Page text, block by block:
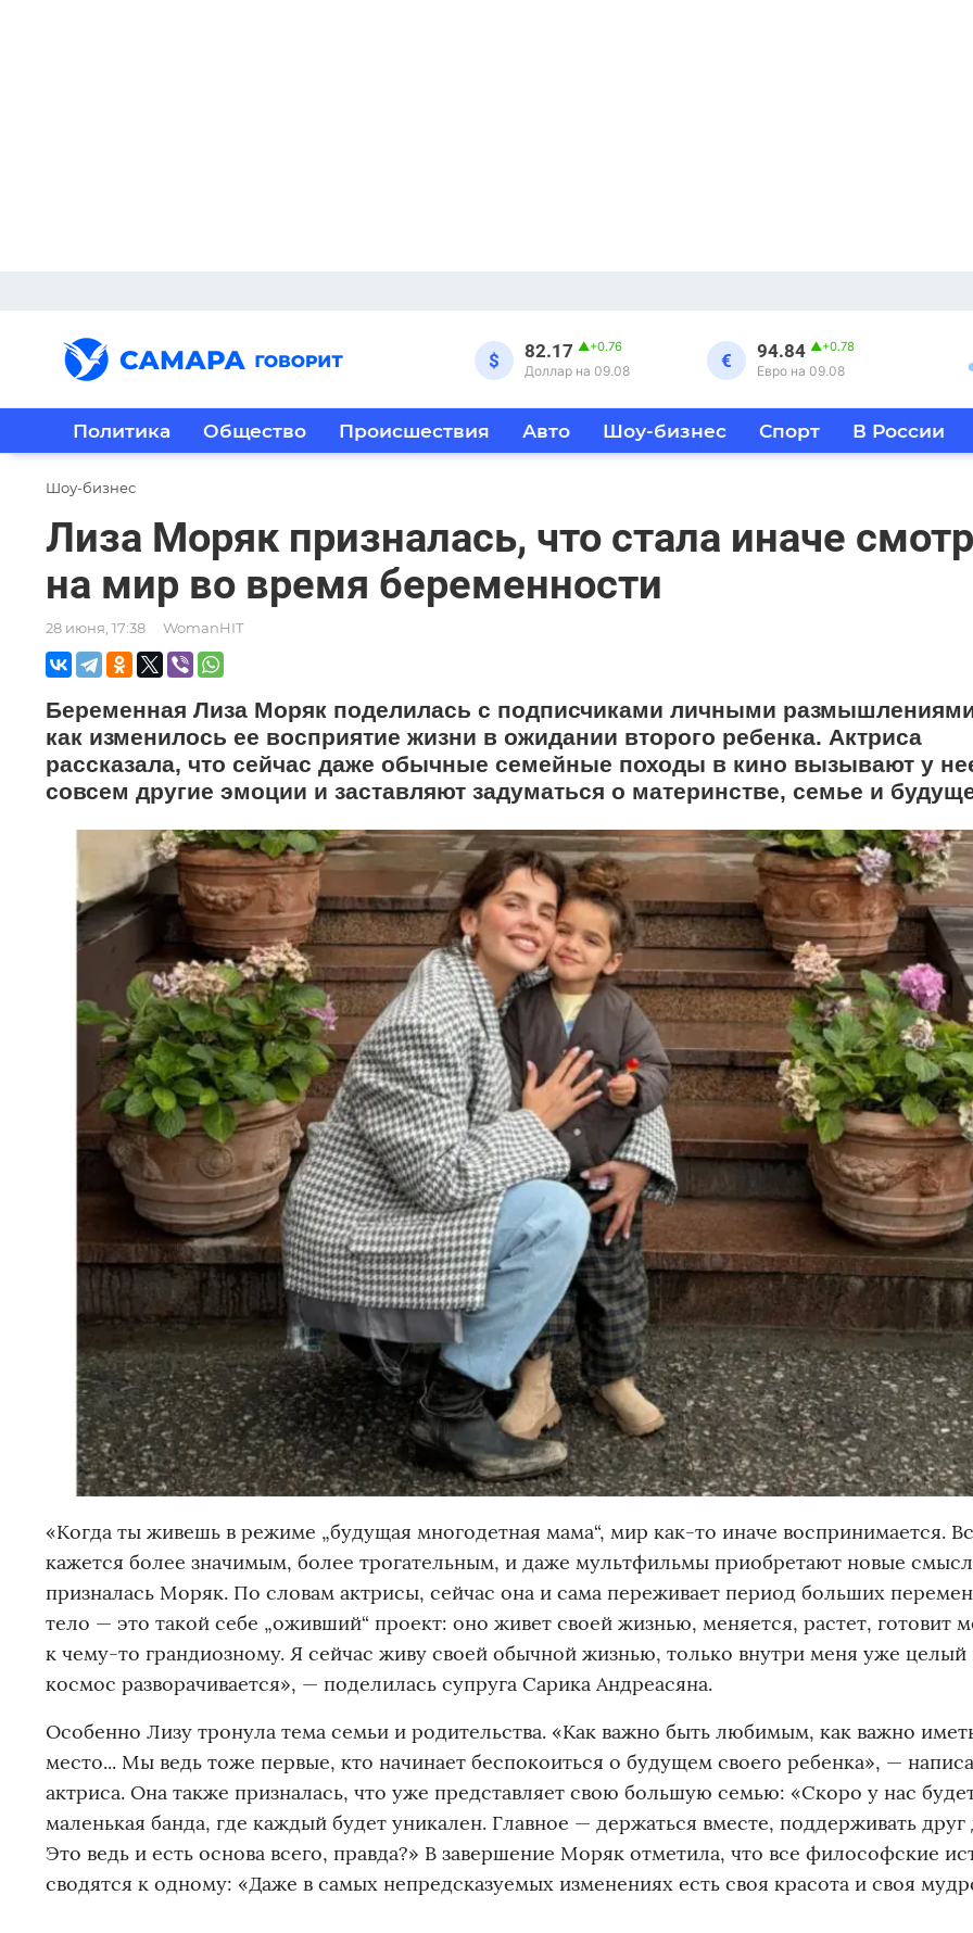
$ 82.17 ▲+0.76
Доллар на 09.08 € 94.84 ▲+0.78
Евро на 09.08
Политика Общество Происшествия Авто Шоу-бизнес Спорт В России
Шоу-бизнес
Лиза Моряк призналась, что стала иначе
на мир во время беременности
28 июня, 17:38 WomanHIT
Беременная Лиза Моряк поделилась с подписчиками личными
как изменилось ее восприятие жизни в ожидании второго ребенка. Актриса
рассказала, что сейчас даже обычные семейные походы в кино вызывают у
совсем другие эмоции и заставляют задуматься о материнстве, семье и
«Когда ты живешь в режиме „будущая многодетная мама“, мир как-то иначе воспринимается.
кажется более значимым, более трогательным, и даже мультфильмы приобретают новые
призналась Моряк. По словам актрисы, сейчас она и сама переживает период больших
тело — это такой себе „оживший“ проект: оно живет своей жизнью, меняется, растет, готовит
к чему-то грандиозному. Я сейчас живу своей обычной жизнью, только внутри меня уже
космос разворачивается», — поделилась супруга Сарика Андреасяна.
Особенно Лизу тронула тема семьи и родительства. «Как важно быть любимым, как важно
место... Мы ведь тоже первые, кто начинает беспокоиться о будущем своего ребенка», —
актриса. Она также призналась, что уже представляет свою большую семью: «Скоро у нас
маленькая банда, где каждый будет уникален. Главное — держаться вместе, поддерживать друг
Это ведь и есть основа всего, правда?» В завершение Моряк отметила, что все философские
сводятся к одному: «Даже в самых непредсказуемых изменениях есть своя красота и своя